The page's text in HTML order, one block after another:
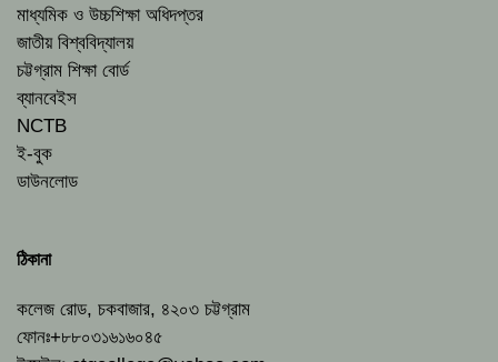
মাধ্যমিক ও উচ্চশিক্ষা অধিদপ্তর
জাতীয় বিশ্ববিদ্যালয়
চট্টগ্রাম শিক্ষা বোর্ড
ব্যানবেইস
NCTB
ই-বুক
ডাউনলোড
ঠিকানা
কলেজ রোড, চকবাজার, ৪২০৩ চট্টগ্রাম
ফোনঃ+৮৮০৩১৬১৬০৪৫